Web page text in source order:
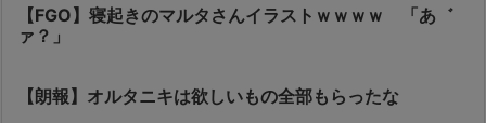
【FGO】寝起きのマルタさんイラストｗｗｗｗ 「あ゛
ァ？」
【朗報】オルタニキは欲しいもの全部もらったな